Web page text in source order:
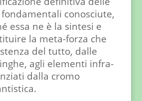
conosciute,
essa ne è la sintesi e
la meta-forza che
del tutto, dalle
agli elementi infra-
dalla cromo